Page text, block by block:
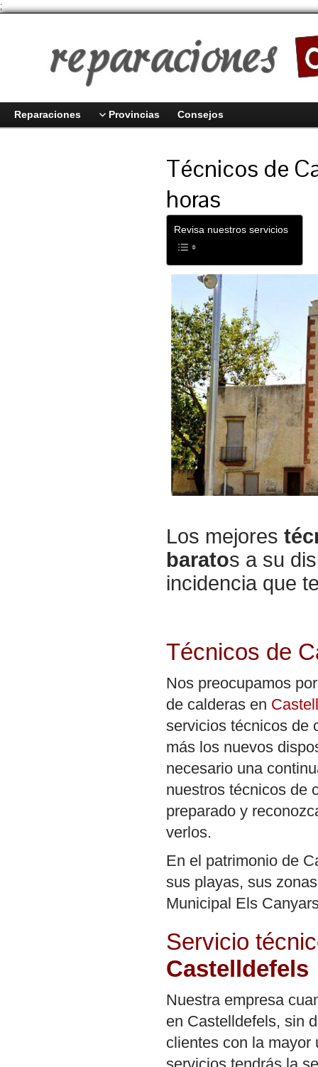
;
Reparaciones Provincias Consejos
Técnicos de
horas
Revisa nuestros servicios
Los mejores
baratos a su
incidencia que
Técnicos de
Nos preocupamos
de calderas en
servicios técnicos de
más los nuevos
necesario una
nuestros técnicos de
preparado y
verlos.
En el patrimonio de
sus playas, sus
Municipal Els
Servicio
Castelldefels
Nuestra empresa
en Castelldefels, sin
clientes con la mayor